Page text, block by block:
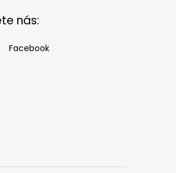
nás:
Facebook